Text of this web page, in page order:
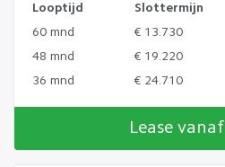
Looptijd Slottermijn
60 mnd
€ 13.730
48 mnd
€ 19.220
36 mnd
€ 24.710
Lease vanaf